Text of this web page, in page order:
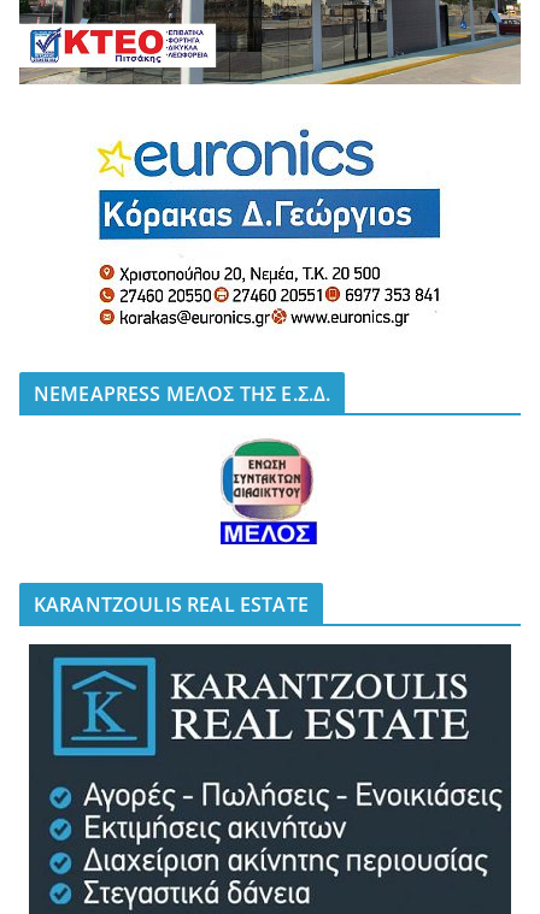
NEMEAPRESS ΜΕΛΟΣ ΤΗΣ Ε.Σ.Δ.
KARANTZOULIS REAL ESTATE